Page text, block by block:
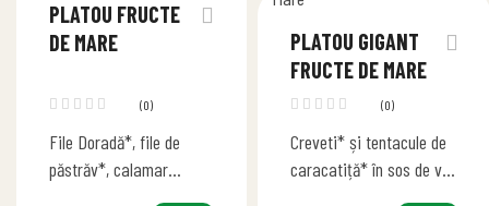
PLATOU FRUCTE
DE MARE
(0)
File Doradă*, file de
păstrăv*, calamar
PLATOU GIGANT
FRUCTE DE MARE
(0)
Creveti* și tentacule de
caracatiță* în sos de vin